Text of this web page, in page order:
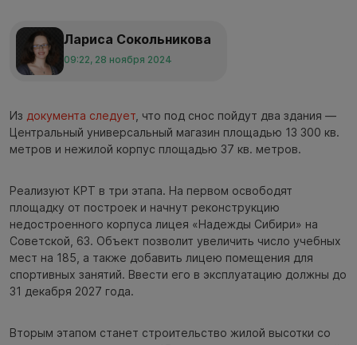
Лариса Сокольникова
09:22, 28 ноября 2024
Из документа следует , что под снос пойдут два здания —
Центральный универсальный магазин площадью 13 300 кв.
метров и нежилой корпус площадью 37 кв. метров.
Реализуют КРТ в три этапа. На первом освободят
площадку от построек и начнут реконструкцию
недостроенного корпуса лицея «Надежды Сибири» на
Советской, 63. Объект позволит увеличить число учебных
мест на 185, а также добавить лицею помещения для
спортивных занятий. Ввести его в эксплуатацию должны до
31 декабря 2027 года.
Вторым этапом станет строительство жилой высотки со